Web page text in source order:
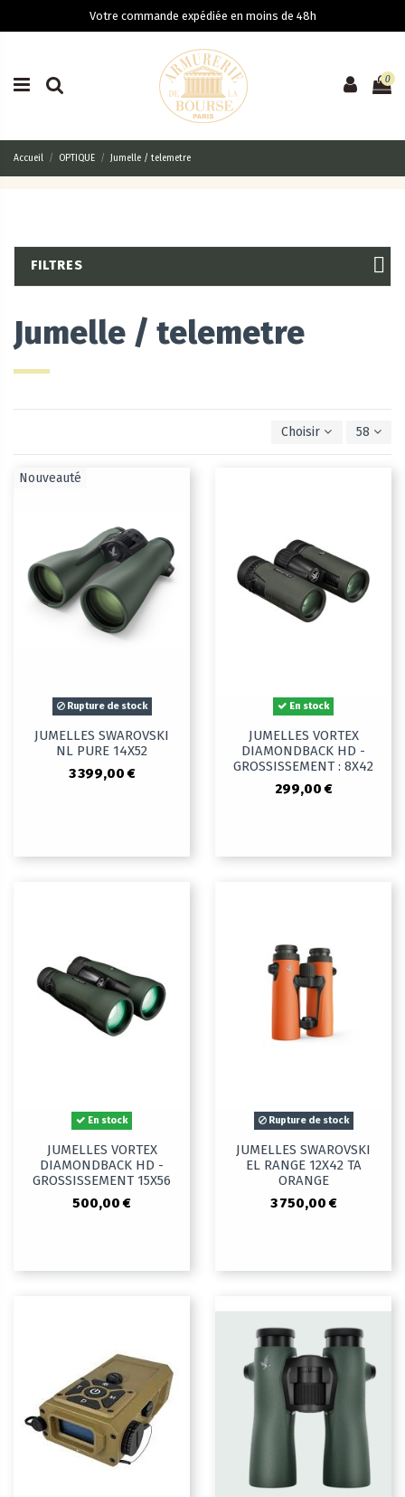
Votre commande expédiée en moins de 48h
0
Accueil OPTIQUE Jumelle / telemetre
Jumelle / telemetre
Choisir 58
Nouveauté
Rupture de stock
JUMELLES SWAROVSKI
NL PURE 14X52
3 399,00 €
En stock
JUMELLES VORTEX
DIAMONDBACK HD -
GROSSISSEMENT : 8X42
299,00 €
En stock
JUMELLES VORTEX
DIAMONDBACK HD -
GROSSISSEMENT 15X56
500,00 €
Rupture de stock
JUMELLES SWAROVSKI
EL RANGE 12X42 TA
ORANGE
3 750,00 €
FILTRES